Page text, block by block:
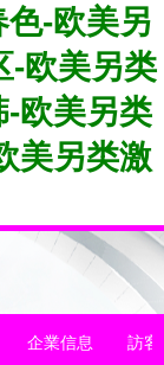
色-欧美另
-欧美另类
欧美另类
美另类激
企業信息 訪客